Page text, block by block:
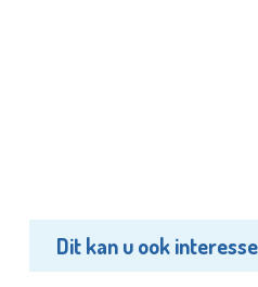
Dit kan u ook